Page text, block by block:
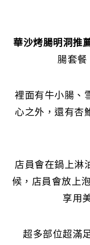
華沙烤腸明洞推
腸套餐
裡面有牛小腸、
心之外，還有杏
店員會在鍋上淋
候，店員會放上
享用
超多部位超滿